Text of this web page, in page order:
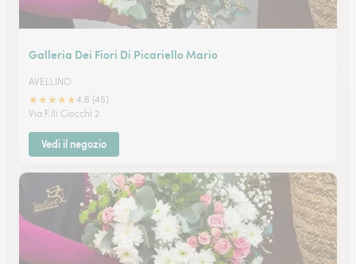
Galleria Dei Fiori Di Picariello Mario
AVELLINO
★★★★★4.6 (45)
Via F.lli Ciocchi 2
Vedi il negozio